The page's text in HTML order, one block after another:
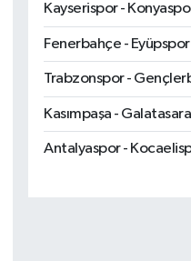
Kayserispor -
Fenerbahçe - Eyüpspor
Trabzonspor -
Kasımpaşa -
Antalyaspor -